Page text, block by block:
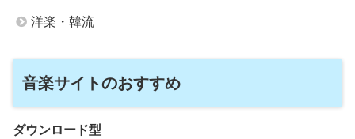
洋楽・韓流
音楽サイトのおすすめ
ダウンロード型